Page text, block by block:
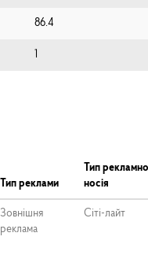
86.4
1
Тип реклами
Тип
носія
Зовнішня
реклама
Сіті-лайт